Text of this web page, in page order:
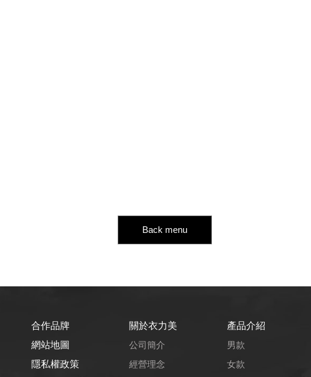
Back menu
合作品牌
網站地圖
隱私權政策
關於衣力美
公司簡介
經營理念
產品介紹
男款
女款